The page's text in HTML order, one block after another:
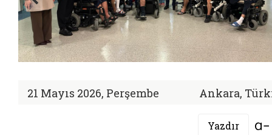
21 Mayıs 2026, Perşembe Ankara,
Yazdır